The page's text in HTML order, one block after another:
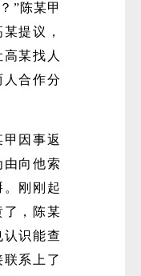
”陈某甲
提议，
某找人
合作分
因事返
由向他索
。刚刚起
了，陈某
识能查
系上了